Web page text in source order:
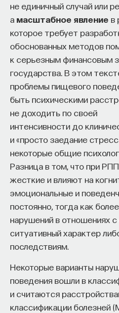
не единичный случай или
а масштабное явление в
которое требует
обоснованных методов
к серьезным финансовым
государства. В этом
проблемы пищевого
быть психическими
не доходить по своей
интенсивности до
и «просто заедание
некоторые общие
Разница в том, что при
жесткие и влияют на
эмоциональные и
постоянно, тогда как
нарушений в отношениях
ситуативный характер
последствиям.
Некоторые варианты
поведения вошли в
и считаются
классификации болезней